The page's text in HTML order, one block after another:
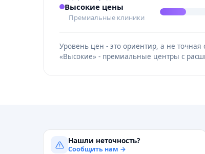
Высокие цены
Премиальные клиники
Уровень цен - это ориентир, а не
«Высокие» - премиальные центры с
Нашли неточность?
Сообщить нам →